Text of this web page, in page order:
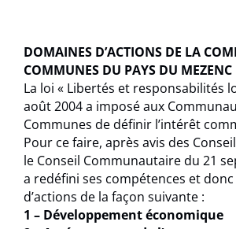
DOMAINES D’ACTIONS DE LA
COMMUNES DU PAYS DU MEZENC
La loi « Libertés et responsabilités
août 2004 a imposé aux
Communes de définir l’intérêt
Pour ce faire, après avis des
le Conseil Communautaire du 21
a redéfini ses compétences et
d’actions de la façon suivante :
1 – Développement économique